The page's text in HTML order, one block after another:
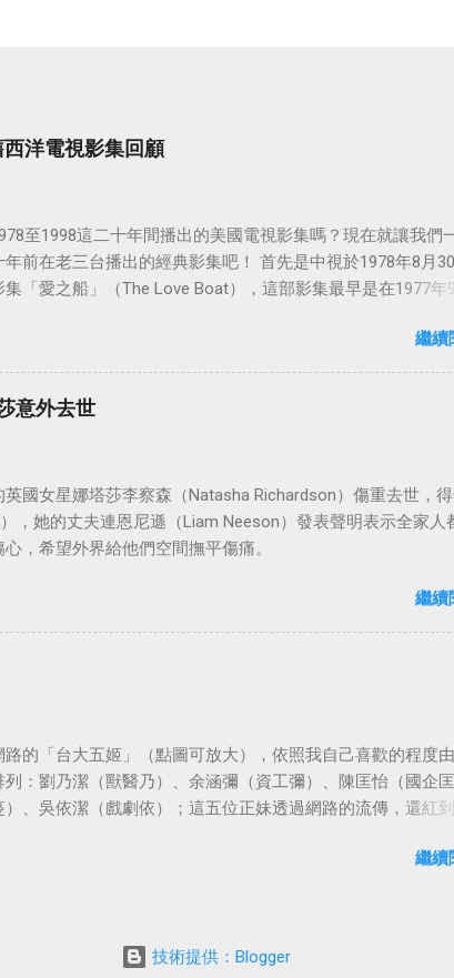
洋電視影集回顧
至1998這二十年間播出的美國電視影集嗎？現在就讓我們
年前在老三台播出的經典影集吧！ 首先是中視於1978年8月
「愛之船」（The Love Boat），這部影集最早是在1977年
繼續
意外去世
國女星娜塔莎李察森（Natasha Richardson）傷重去世，
，她的丈夫連恩尼遜（Liam Neeson）發表聲明表示全家人
，希望外界給他們空間撫平傷痛。
繼續
的「台大五姬」（點圖可放大），依照我自己喜歡的程度
：劉乃潔（獸醫乃）、余涵彌（資工彌）、陳匡怡（國企
、吳依潔（戲劇依）；這五位正妹透過網路的流傳，還紅
繼續
技術提供：Blogger